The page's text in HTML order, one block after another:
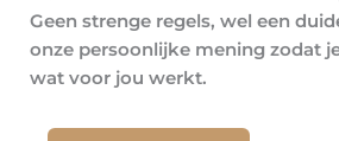
Geen strenge regels, wel een
onze persoonlijke mening zodat
wat voor jou werkt.